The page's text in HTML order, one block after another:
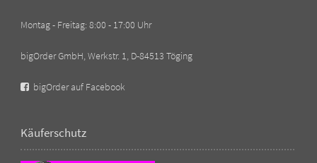
Montag - Freitag: 8:00 - 17:00 Uhr
bigOrder GmbH, Werkstr. 1, D-84513 Töging
bigOrder auf Facebook
Käuferschutz